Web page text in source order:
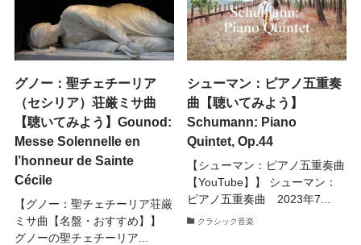
グノー：聖チェチーリア
（セシリア）荘厳ミサ曲
【聴いてみよう】Gounod:
Messe Solennelle en
l’honneur de Sainte
Cécile
【グノー：聖チェチーリア荘厳
ミサ曲【名盤・おすすめ】】
グノーの聖チェチーリア...
シューマン：ピアノ五重奏
曲【聴いてみよう】
Schumann: Piano
Quintet, Op.44
【シューマン：ピアノ五重奏曲
【YouTube】】 シューマン：
ピアノ五重奏曲 2023年7...
クラシック音楽